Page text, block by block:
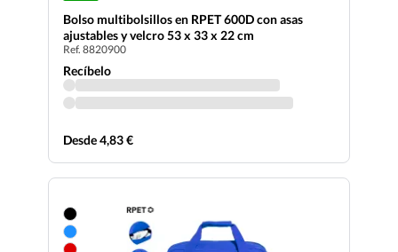
Bolso multibolsillos en RPET 600D con asas
ajustables y velcro 53 x 33 x 22 cm
Ref. 8820900
Recíbelo
Desde 4,83 €